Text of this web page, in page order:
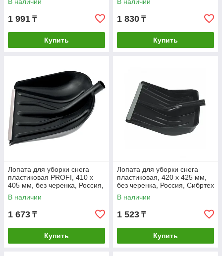
1 991 ₸
Купить
1 830 ₸
Купить
Лопата для уборки снега
пластиковая PROFI, 410 х
405 мм, без черенка, Россия,
Сибртех
В наличии
1 673 ₸
Купить
Лопата для уборки снега
пластиковая, 420 х 425 мм,
без черенка, Россия, Сибртех
В наличии
1 523 ₸
Купить